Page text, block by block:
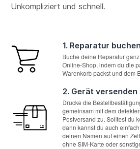
Unkompliziert und schnell.
1. Reparatur buchen
Buche deine Reparatur
Online-Shop, indem du die
Warenkorb packst und dem
2. Gerät versenden
Drucke die
gemeinsam mit dem
Postversand zu. Solltest du
dann kannst du auch
deinen Namen auf einen
ohne SIM-Karte oder